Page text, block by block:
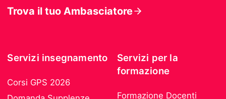
Trova il tuo Ambasciatore
Servizi insegnamento
Corsi GPS 2026
Servizi per la
formazione
Formazione Docenti